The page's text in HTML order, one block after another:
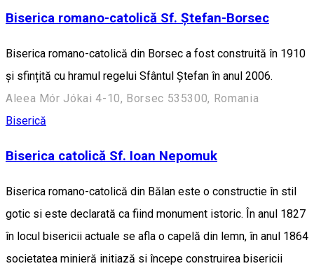
Biserica romano-catolică Sf. Ștefan-Borsec
Biserica romano-catolică din Borsec a fost construită în 1910
și sfințită cu hramul regelui Sfântul Ștefan în anul 2006.
Aleea Mór Jókai 4-10, Borsec 535300, Romania
Biserică
Biserica catolică Sf. Ioan Nepomuk
Biserica romano-catolică din Bălan este o constructie în stil
gotic si este declarată ca fiind monument istoric. În anul 1827
în locul bisericii actuale se afla o capelă din lemn, în anul 1864
societatea minieră initiază si începe construirea bisericii